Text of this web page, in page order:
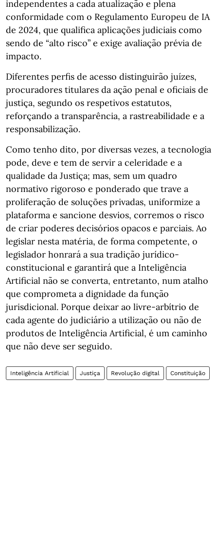
independentes a cada atualização e plena
conformidade com o Regulamento Europeu de IA
de 2024, que qualifica aplicações judiciais como
sendo de “alto risco” e exige avaliação prévia de
impacto.
Diferentes perfis de acesso distinguirão juízes,
procuradores titulares da ação penal e oficiais de
justiça, segundo os respetivos estatutos,
reforçando a transparência, a rastreabilidade e a
responsabilização.
Como tenho dito, por diversas vezes, a tecnologia
pode, deve e tem de servir a celeridade e a
qualidade da Justiça; mas, sem um quadro
normativo rigoroso e ponderado que trave a
proliferação de soluções privadas, uniformize a
plataforma e sancione desvios, corremos o risco
de criar poderes decisórios opacos e parciais. Ao
legislar nesta matéria, de forma competente, o
legislador honrará a sua tradição jurídico-
constitucional e garantirá que a Inteligência
Artificial não se converta, entretanto, num atalho
que comprometa a dignidade da função
jurisdicional. Porque deixar ao livre-arbítrio de
cada agente do judiciário a utilização ou não de
produtos de Inteligência Artificial, é um caminho
que não deve ser seguido.
Inteligência Artificial Justiça Revolução digital Constituição